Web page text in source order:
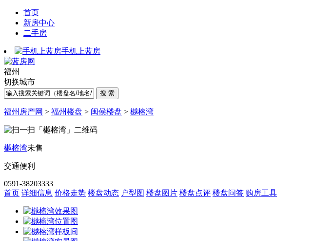
首页
新房中心
二手房
手机上蓝房
福州
切换城市
福州房产网 > 福州楼盘 > 闽侯楼盘 > 樾榕湾
樾榕湾未售
交通便利
0591-38203333
首页 详细信息 价格走势 楼盘动态 户型图 楼盘图片 楼盘点评 楼盘问答 购房工具